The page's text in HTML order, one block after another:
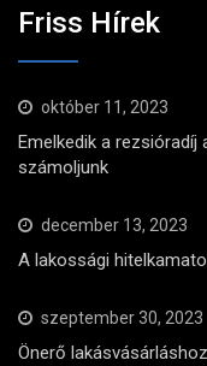
Friss Hírek
október 11, 2023
Emelkedik a
számoljunk
december 13, 2023
A lakossági
szeptember 30, 2023
Önerő